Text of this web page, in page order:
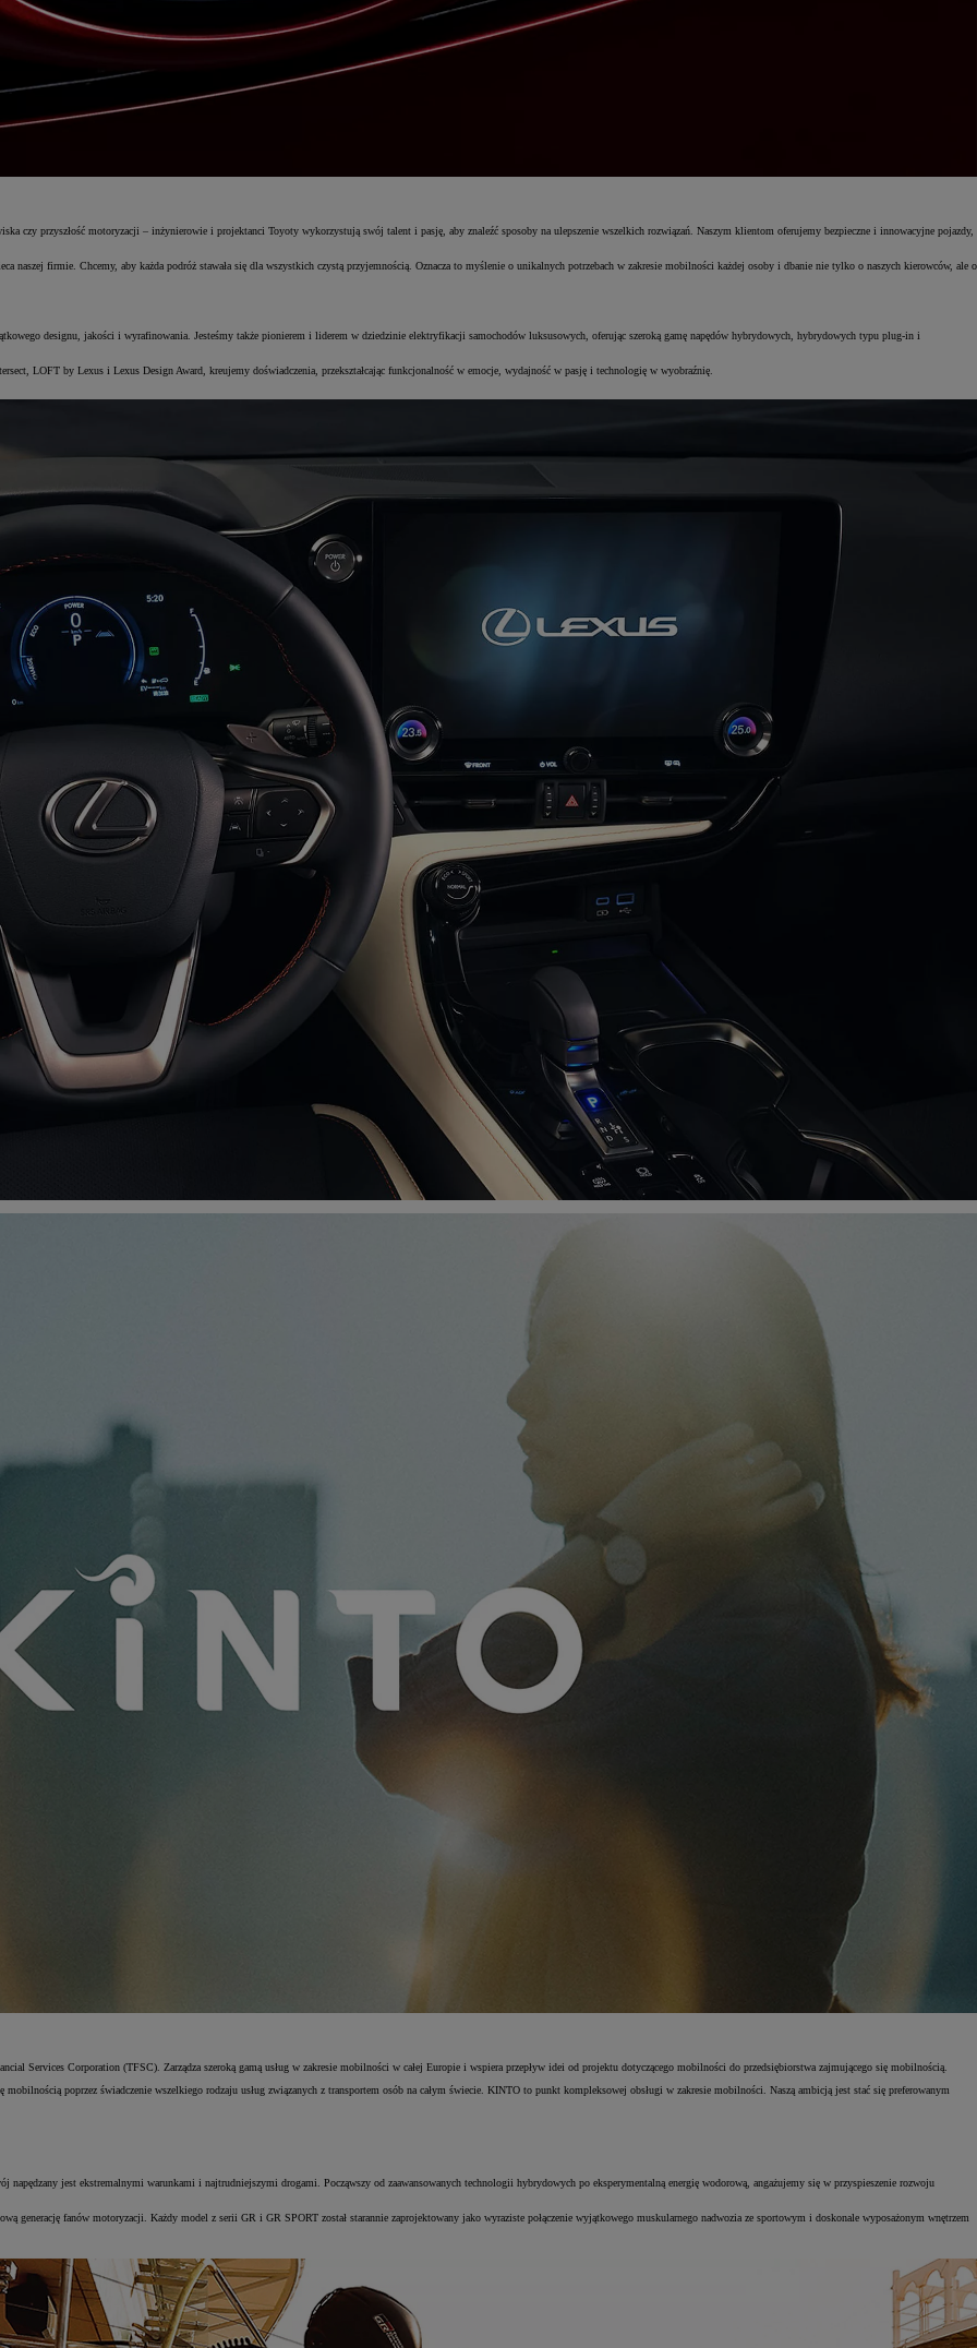
czy przyszłość motoryzacji – inżynierowie i projektanci Toyoty wykorzystują swój talent i pasję, aby znaleźć sposoby na ulepszenie wszelkich rozwiązań. Naszym klientom oferujemy bezpieczne i innowacyjne pojazdy,
naszej firmie. Chcemy, aby każda podróż stawała się dla wszystkich czystą przyjemnością. Oznacza to myślenie o unikalnych potrzebach w zakresie mobilności każdej osoby i dbanie nie tylko o naszych kierowców, ale o
designu, jakości i wyrafinowania. Jesteśmy także pionierem i liderem w dziedzinie elektryfikacji samochodów luksusowych, oferując szeroką gamę napędów hybrydowych, hybrydowych typu plug-in i
LOFT by Lexus i Lexus Design Award, kreujemy doświadczenia, przekształcając funkcjonalność w emocje, wydajność w pasję i technologię w wyobraźnię.
Services Corporation (TFSC). Zarządza szeroką gamą usług w zakresie mobilności w całej Europie i wspiera przepływ idei od projektu dotyczącego mobilności do przedsiębiorstwa zajmującego się mobilnością.
poprzez świadczenie wszelkiego rodzaju usług związanych z transportem osób na całym świecie. KINTO to punkt kompleksowej obsługi w zakresie mobilności. Naszą ambicją jest stać się preferowanym
jest ekstremalnymi warunkami i najtrudniejszymi drogami. Począwszy od zaawansowanych technologii hybrydowych po eksperymentalną energię wodorową, angażujemy się w przyspieszenie rozwoju
generację fanów motoryzacji. Każdy model z serii GR i GR SPORT został starannie zaprojektowany jako wyraziste połączenie wyjątkowego muskularnego nadwozia ze sportowym i doskonale wyposażonym wnętrzem